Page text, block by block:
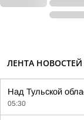
ЛЕНТА НОВОСТЕЙ
Над Тульской
05:30